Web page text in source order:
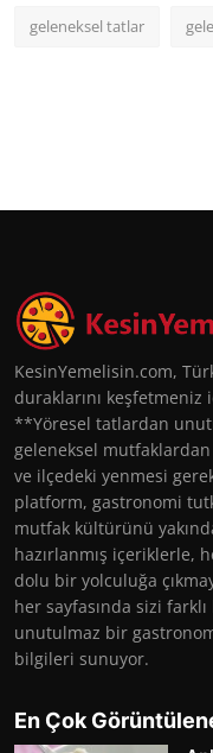
geleneksel tatlar
KesinYemelisin.com,
duraklarını
**Yöresel tatlardan
geleneksel
ve ilçedeki yenmesi
platform, gastronomi
mutfak kültürünü
hazırlanmış içeriklerle,
dolu bir yolculuğa
her sayfasında sizi
unutulmaz bir
bilgileri sunuyor.
En Çok